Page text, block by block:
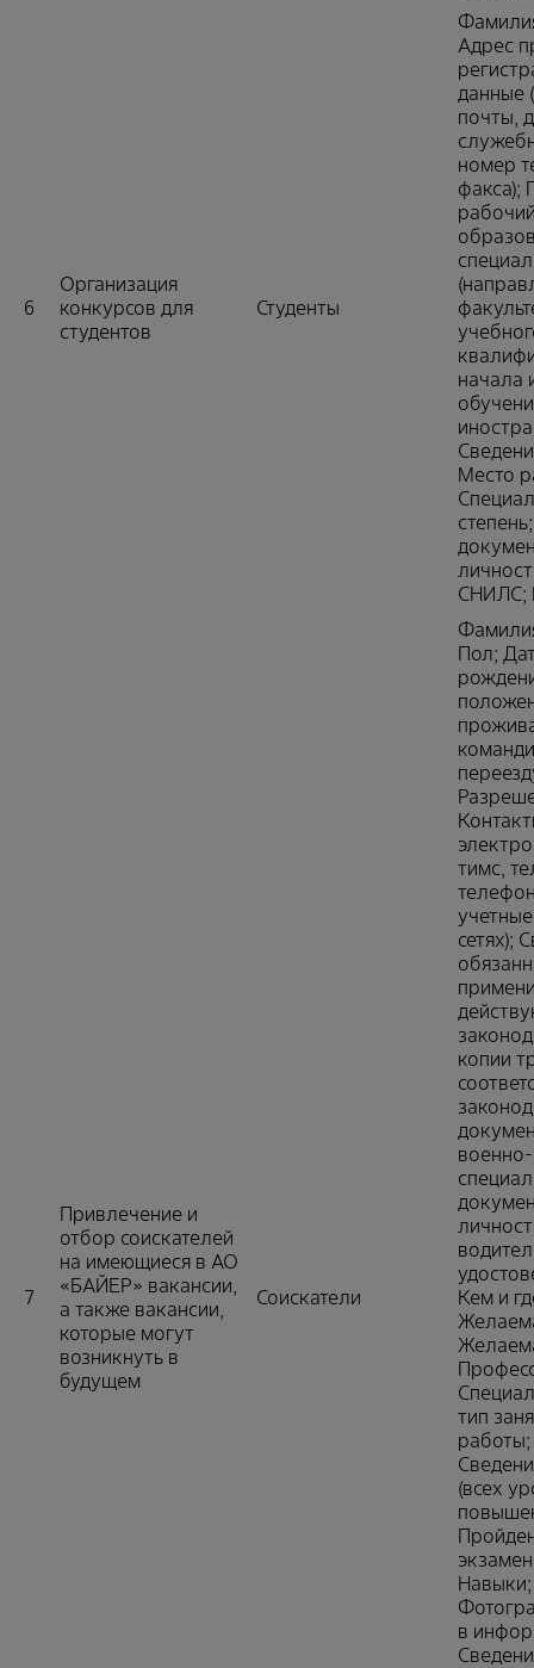
6
Организация
конкурсов для
студентов
Студенты
Адрес
данные
почты,
номер
факса);
начала
Место
СНИЛС;
7
Привлечение и
отбор соискателей
на имеющиеся в АО
«БАЙЕР» вакансии,
а также вакансии,
которые могут
возникнуть в
будущем
Соискатели
Пол;
тимс,
сетях);
копии
Кем и
тип
(всех
в